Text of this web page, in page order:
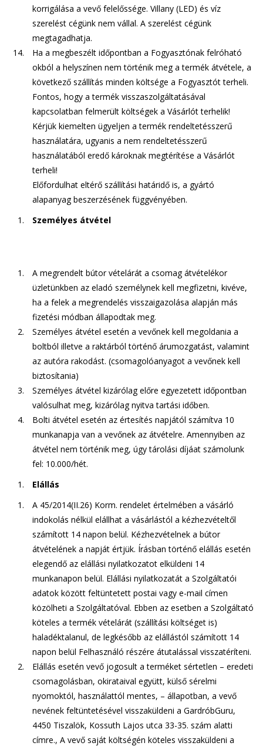
korrigálása a vevő felelőssége. Villany (LED) és víz
szerelést cégünk nem vállal. A szerelést cégünk
megtagadhatja.
Ha a megbeszélt időpontban a Fogyasztónak felróható
okból a helyszínen nem történik meg a termék átvétele, a
következő szállítás minden költsége a Fogyasztót terheli.
Fontos, hogy a termék visszaszolgáltatásával
kapcsolatban felmerült költségek a Vásárlót terhelik!
Kérjük kiemelten ügyeljen a termék rendeltetésszerű
használatára, ugyanis a nem rendeltetésszerű
használatából eredő károknak megtérítése a Vásárlót
terheli!
Előfordulhat eltérő szállítási határidő is, a gyártó
alapanyag beszerzésének függvényében.
Személyes átvétel
A megrendelt bútor vételárát a csomag átvételékor
üzletünkben az eladó személynek kell megfizetni, kivéve,
ha a felek a megrendelés visszaigazolása alapján más
fizetési módban állapodtak meg.
Személyes átvétel esetén a vevőnek kell megoldania a
boltból illetve a raktárból történő árumozgatást, valamint
az autóra rakodást. (csomagolóanyagot a vevőnek kell
biztosítania)
Személyes átvétel kizárólag előre egyezetett időpontban
valósulhat meg, kizárólag nyitva tartási időben.
Bolti átvétel esetén az értesítés napjától számítva 10
munkanapja van a vevőnek az átvételre. Amennyiben az
átvétel nem történik meg, úgy tárolási díjáat számolunk
fel: 10.000/hét.
Elállás
A 45/2014(II.26) Korm. rendelet értelmében a vásárló
indokolás nélkül elállhat a vásárlástól a kézhezvételtől
számított 14 napon belül. Kézhezvételnek a bútor
átvételének a napját értjük. Írásban történő elállás esetén
elegendő az elállási nyilatkozatot elküldeni 14
munkanapon belül. Elállási nyilatkozatát a Szolgáltatói
adatok között feltüntetett postai vagy e-mail címen
közölheti a Szolgáltatóval. Ebben az esetben a Szolgáltató
köteles a termék vételárát (szállítási költséget is)
haladéktalanul, de legkésőbb az elállástól számított 14
napon belül Felhasználó részére átutalással visszatéríteni.
Elállás esetén vevő jogosult a terméket sértetlen – eredeti
csomagolásban, okirataival együtt, külső sérelmi
nyomoktól, használattól mentes, – állapotban, a vevő
nevének feltüntetésével visszaküldeni a GardróbGuru,
4450 Tiszalök, Kossuth Lajos utca 33-35. szám alatti
címre., A vevő saját költségén köteles visszaküldeni a